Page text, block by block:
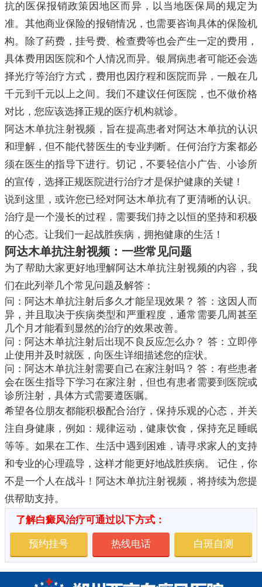
抗的医保报销政策因地区而异，以当地医保局的规定为
准。其他商业保险的报销情况，也需要咨询具体的保险机
构。除了药费，挂号费、检查费等也会产生一定的费用，
具体费用因医院和个人情况而异。银屑病患者可能还会选
择光疗等治疗方式，费用也因疗程和医院而异，一般在几
千元到千元以上之间。我们不建议任何医院，也不做价格
对比，您应该选择正规的医疗机构就诊。
阿达木单抗注射视频，旨在提高患者对阿达木单抗的认识
和理解，但不能代替医生的专业判断。任何治疗方案都必
须在医生的指导下进行。切记，不要轻信小广告、小诊所
的宣传，选择正规医院进行治疗才是保护健康的关键！
说到这里，或许您已经对阿达木单抗有了更清晰的认识。
治疗是一个漫长的过程，需要我们持之以恒的坚持和积极
的心态。让我们一起战胜疾病，拥抱健康的生活！
阿达木单抗注射视频：一些常见问题
为了帮助大家更好地理解阿达木单抗注射视频的内容，我
们在此列举几个常见问题及解答：
问：阿达木单抗注射后多久才能呈现效果？ 答：这因人而
异，并且取决于疾病类型和严重程度，通常需要几周甚至
几个月才能看到显然的治疗的效果改善。
问：阿达木单抗注射后出现不良反应怎么办？ 答：立即停
止使用并及时就医，向医生详细描述您的症状。
问：阿达木单抗注射需要自己在家注射吗？ 答：有些患者
会在医生指导下学习在家注射，但也有患者需要到医院或
诊所注射，具体方式需要遵医嘱。
希望各位朋友都能积极配合治疗，保持乐观的心态，并关
注自身健康，例如：规律运动，健康饮食，保持充足睡眠
等等。如果在工作、生活中遇到困难，请寻求家人的支持
和专业的心理疏导，这样才能更好地战胜疾病。 记住，你
不是一个人在战斗！阿达木单抗注射视频，将持续为您提
供帮助支持。
了解白癜风治疗可通过以下方式：
预约挂号 热线电话 白斑自测